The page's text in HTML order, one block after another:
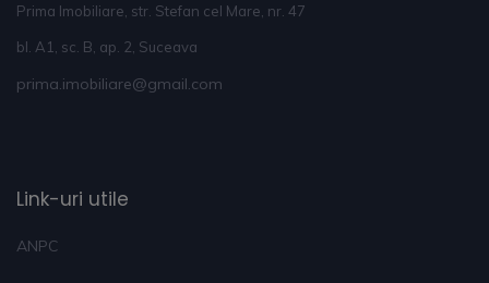
Prima Imobiliare, str. Stefan cel Mare, nr. 47
bl. A1, sc. B, ap. 2, Suceava
prima.imobiliare@gmail.com
Link-uri utile
ANPC